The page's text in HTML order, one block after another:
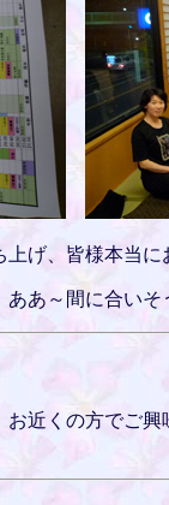
げ、皆様本当
ああ～間に合い
お近くの方でご